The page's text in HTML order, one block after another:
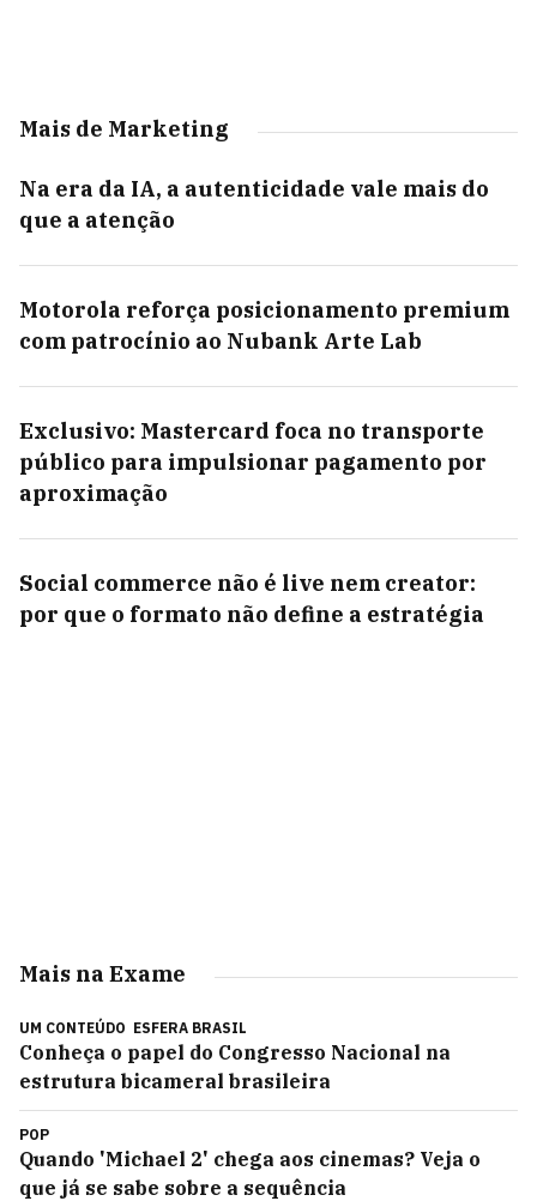
Mais de Marketing
Na era da IA, a autenticidade vale mais do
que a atenção
Motorola reforça posicionamento premium
com patrocínio ao Nubank Arte Lab
Exclusivo: Mastercard foca no transporte
público para impulsionar pagamento por
aproximação
Social commerce não é live nem creator:
por que o formato não define a estratégia
Mais na Exame
UM CONTEÚDO ESFERA BRASIL
Conheça o papel do Congresso Nacional na
estrutura bicameral brasileira
POP
Quando 'Michael 2' chega aos cinemas? Veja o
que já se sabe sobre a sequência